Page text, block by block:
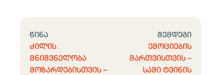
წინა
ძილის
მნიშვნელობა
მოზარდებისთვის –
შემდეგი
ემოციების
მართვისთვის –
სამი ტვინის